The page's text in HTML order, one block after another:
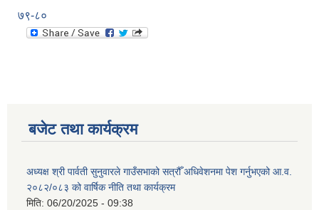
७९-८०
बजेट तथा कार्यक्रम
अध्यक्ष श्री पार्वती सुनुवारले गाउँसभाको सत्रौँ अधिवेशनमा पेश गर्नुभएको आ.व.
२०८२/०८३ को वार्षिक नीति तथा कार्यक्रम
मिति: 06/20/2025 - 09:38